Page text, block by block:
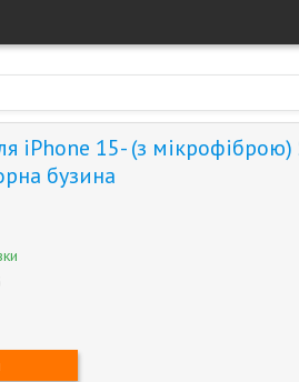
iPhone 15- (з
бузина